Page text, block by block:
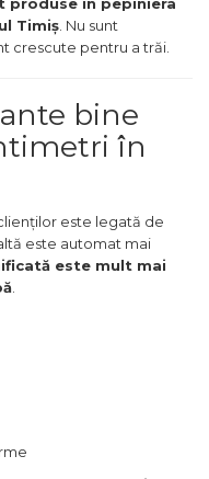
Timiș . Nu sunt
crescute pentru a trăi.
bine
în
este legată de
este automat mai
este mult mai